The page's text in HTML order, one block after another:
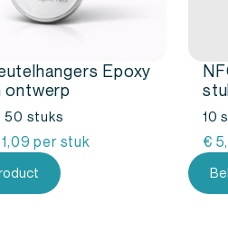
Epoxy
ontwerp
50 stuks
1,09per stuk
10
€